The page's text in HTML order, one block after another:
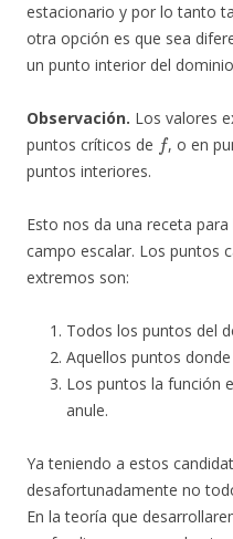
estacionario y por lo tanto
otra opción es que sea
un punto interior del
Observación. Los valores
puntos críticos de
f
, o en
puntos interiores.
Esto nos da una receta
campo escalar. Los puntos
extremos son:
Todos los puntos del
Aquellos puntos
Los puntos la función
anule.
Ya teniendo a estos
desafortunadamente no
En la teoría que